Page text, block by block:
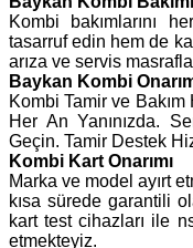
Kombi bakımlarını
tasarruf edin hem de
arıza ve servis
Baykan Kombi
Kombi Tamir ve
Her An Yanınızda.
Geçin. Tamir Destek
Kombi Kart Onarımı
Marka ve model ayırt
kısa sürede garantili
kart test cihazları ile
etmekteyiz.